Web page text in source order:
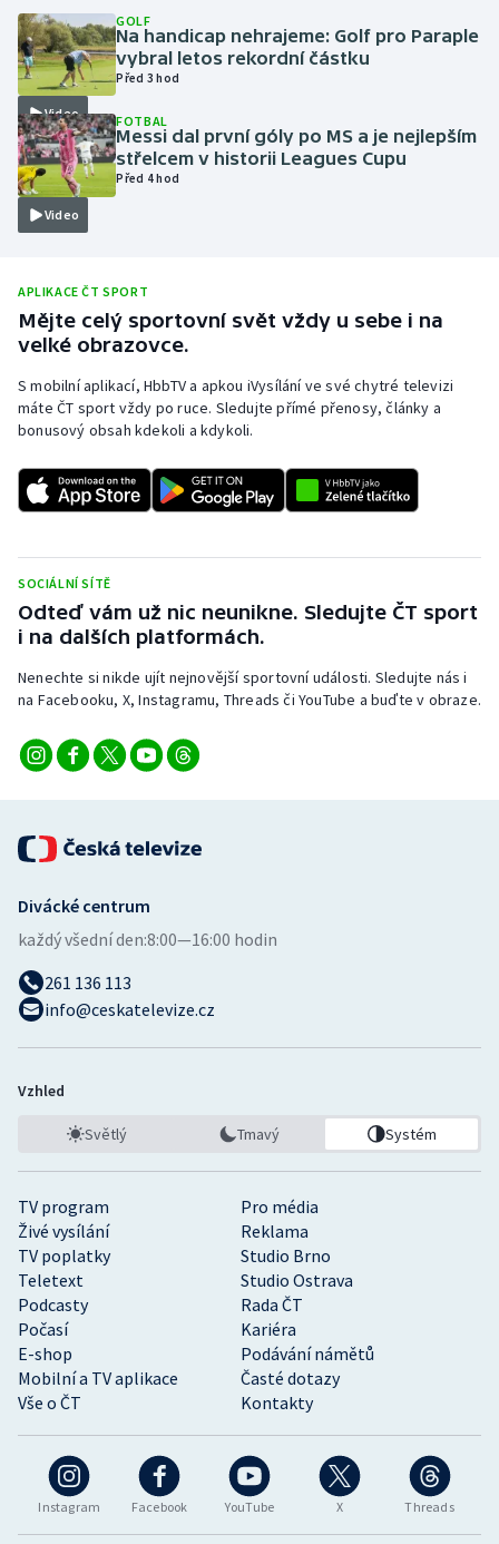
Motorsport
Olympijské hry
Parasport
Plavání
Ragby
Rychlobruslení
Rychlostní kanoistika
Sportovní střelba
Stolní tenis
Triatlon
Veslování
Volejbal
Video
GOLF
Na handicap nehrajeme: Golf pro Paraple
vybral letos rekordní částku
Před 3 hod
Video
FOTBAL
Messi dal první góly po MS a je nejlepším
střelcem v historii Leagues Cupu
Před 4 hod
APLIKACE ČT SPORT
Mějte celý sportovní svět vždy u sebe i na
velké obrazovce.
S mobilní aplikací, HbbTV a apkou iVysílání ve své chytré televizi
máte ČT sport vždy po ruce. Sledujte přímé přenosy, články a
bonusový obsah kdekoli a kdykoli.
SOCIÁLNÍ SÍTĚ
Odteď vám už nic neunikne. Sledujte ČT sport
i na dalších platformách.
Nenechte si nikde ujít nejnovější sportovní události. Sledujte nás i
na Facebooku, X, Instagramu, Threads či YouTube a buďte v obraze.
Instagram Facebook YouTube X Threads
TV program
Pro média
Živé vysílání
Reklama
TV poplatky
Studio Brno
Teletext
Studio Ostrava
Podcasty
Rada ČT
Počasí
Kariéra
E-shop
Podávání námětů
Mobilní a TV aplikace
Časté dotazy
Vše o ČT
Kontakty
Divácké centrum
každý všední den:8:00—16:00 hodin
261 136 113
info@ceskatelevize.cz
Vzhled
Světlý Tmavý Systém